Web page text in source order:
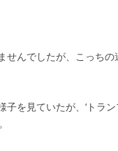
んでしたが、こっちの
子を見ていたが、‘トラ